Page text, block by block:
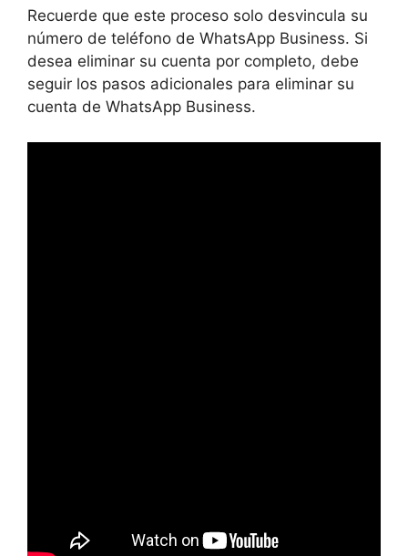
Recuerde que este proceso solo desvincula su
número de teléfono de WhatsApp Business. Si
desea eliminar su cuenta por completo, debe
seguir los pasos adicionales para eliminar su
cuenta de WhatsApp Business.